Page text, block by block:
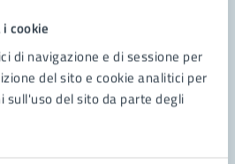
cookie
di navigazione e di sessione per
del sito e cookie analitici per
sull'uso del sito da parte degli